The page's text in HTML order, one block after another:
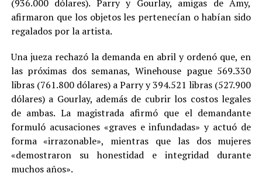
(936.000 dólares). Parry y Gourlay, amigas de Amy,
afirmaron que los objetos les pertenecían o habían sido
regalados por la artista.
Una jueza rechazó la demanda en abril y ordenó que, en
las próximas dos semanas, Winehouse pague 569.330
libras (761.800 dólares) a Parry y 394.521 libras (527.900
dólares) a Gourlay, además de cubrir los costos legales
de ambas. La magistrada afirmó que el demandante
formuló acusaciones «graves e infundadas» y actuó de
forma «irrazonable», mientras que las dos mujeres
«demostraron su honestidad e integridad durante
muchos años».